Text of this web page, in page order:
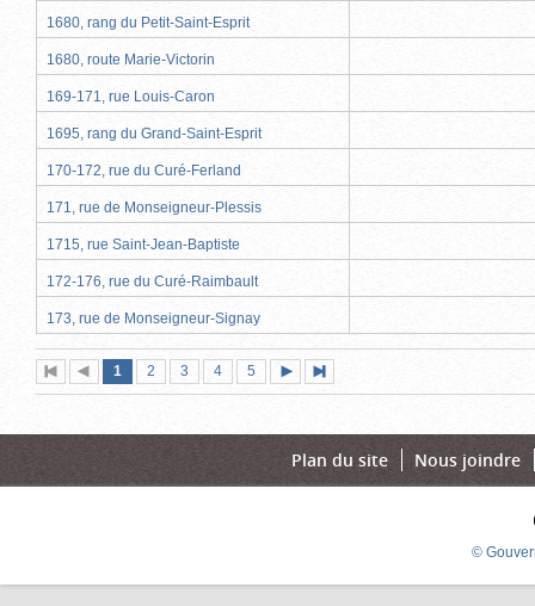
1680, rang du Petit-Saint-Esprit
1680, route Marie-Victorin
169-171, rue Louis-Caron
1695, rang du Grand-Saint-Esprit
170-172, rue du Curé-Ferland
171, rue de Monseigneur-Plessis
1715, rue Saint-Jean-Baptiste
172-176, rue du Curé-Raimbault
173, rue de Monseigneur-Signay
Première
page
Page
précédente
Page
1 (page
actuelle)
Page
2 Page
3 Page
4 Page
5
suivante
page
Plan du site Nous joindre
©